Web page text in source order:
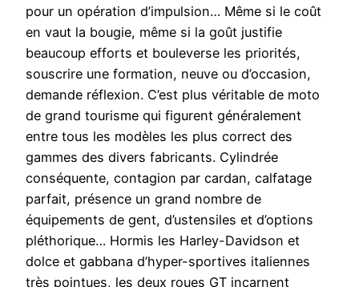
pour un opération d’impulsion… Même si le coût
en vaut la bougie, même si la goût justifie
beaucoup efforts et bouleverse les priorités,
souscrire une formation, neuve ou d’occasion,
demande réflexion. C’est plus véritable de moto
de grand tourisme qui figurent généralement
entre tous les modèles les plus correct des
gammes des divers fabricants. Cylindrée
conséquente, contagion par cardan, calfatage
parfait, présence un grand nombre de
équipements de gent, d’ustensiles et d’options
pléthorique… Hormis les Harley-Davidson et
dolce et gabbana d’hyper-sportives italiennes
très pointues, les deux roues GT incarnent